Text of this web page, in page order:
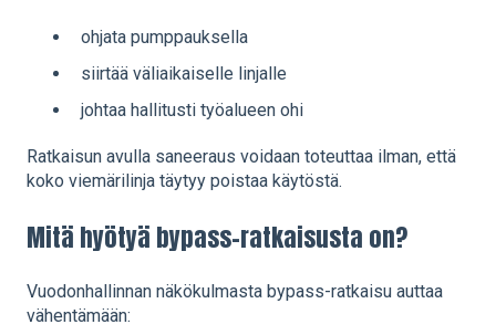
ohjata pumppauksella
siirtää väliaikaiselle linjalle
johtaa hallitusti työalueen ohi
Ratkaisun avulla saneeraus voidaan toteuttaa ilman, että
koko viemärilinja täytyy poistaa käytöstä.
Mitä hyötyä bypass-ratkaisusta on?
Vuodonhallinnan näkökulmasta bypass-ratkaisu auttaa
vähentämään: